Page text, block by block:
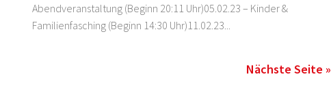
Abendveranstaltung (Beginn 20:11 Uhr)05.02.23 – Kinder &
Familienfasching (Beginn 14:30 Uhr)11.02.23...
Nächste Seite »